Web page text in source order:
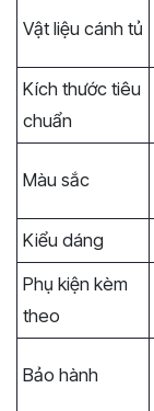
Vật liệu cánh tủ
Kích thước tiêu
chuẩn
Màu sắc
Kiểu dáng
Phụ kiện kèm
theo
Bảo hành